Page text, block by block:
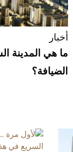
أخبار
ما هي المدينة
الضيافة؟